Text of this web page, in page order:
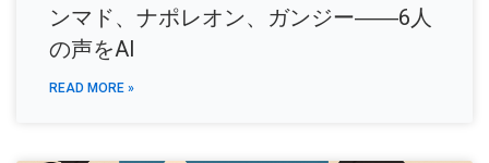
ンマド、ナポレオン、ガンジー――6人
の声をAI
READ MORE »